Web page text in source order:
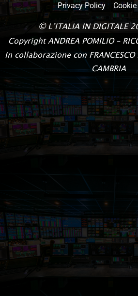
Privacy Policy
© L’ITALIA IN DIGITALE
Copyright ANDREA POMILIO –
In collaborazione con FRANCESCO
CAMBRIA